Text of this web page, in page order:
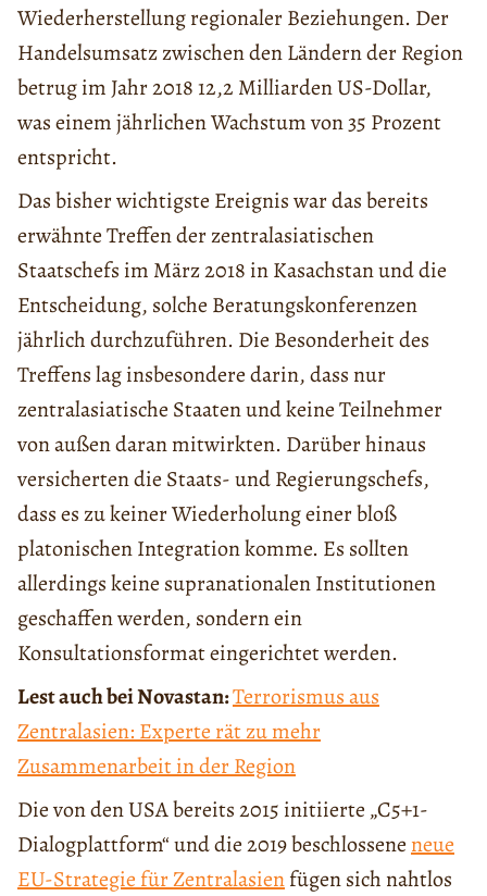
Wiederherstellung regionaler Beziehungen. Der
Handelsumsatz zwischen den Ländern der Region
betrug im Jahr 2018 12,2 Milliarden US-Dollar,
was einem jährlichen Wachstum von 35 Prozent
entspricht.
Das bisher wichtigste Ereignis war das bereits
erwähnte Treffen der zentralasiatischen
Staatschefs im März 2018 in Kasachstan und die
Entscheidung, solche Beratungskonferenzen
jährlich durchzuführen. Die Besonderheit des
Treffens lag insbesondere darin, dass nur
zentralasiatische Staaten und keine Teilnehmer
von außen daran mitwirkten. Darüber hinaus
versicherten die Staats- und Regierungschefs,
dass es zu keiner Wiederholung einer bloß
platonischen Integration komme. Es sollten
allerdings keine supranationalen Institutionen
geschaffen werden, sondern ein
Konsultationsformat eingerichtet werden.
Lest auch bei Novastan:Terrorismus aus
Zentralasien: Experte rät zu mehr
Zusammenarbeit in der Region
Die von den USA bereits 2015 initiierte „C5+1-
Dialogplattform“ und die 2019 beschlosseneneue
EU-Strategie für Zentralasienfügen sich nahtlos